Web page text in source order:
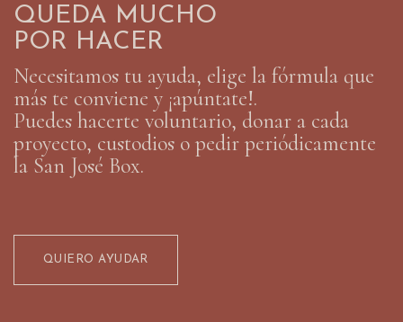
QUEDA MUCHO
POR HACER
​Necesitamos tu ayuda, elige la fórmula que
más te conviene y ¡apúntate!.
Puedes hacerte voluntario, donar a cada
proyecto, custodios o pedir periódicamente
la San José Box.
QUIERO AYUDAR